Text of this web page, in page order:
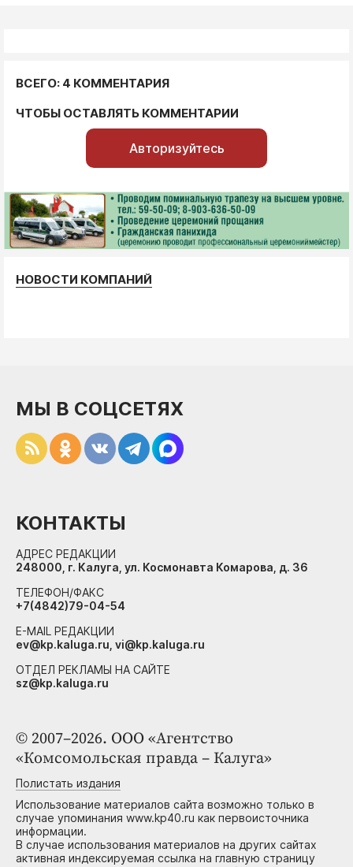
ВСЕГО: 4 КОММЕНТАРИЯ
ЧТОБЫ ОСТАВЛЯТЬ КОММЕНТАРИИ
Авторизуйтесь
НОВОСТИ КОМПАНИЙ
© 2007–2026. ООО «Агентство
«Комсомольская правда – Калуга»
Полистать издания
Использование материалов сайта возможно только в
случае упоминания www.kp40.ru как первоисточника
информации.
В случае использования материалов на других сайтах
активная индексируемая ссылка на главную страницу
МЫ В СОЦСЕТЯХ
КОНТАКТЫ
АДРЕС РЕДАКЦИИ
248000, г. Калуга, ул. Космонавта Комарова, д. 36
ТЕЛЕФОН/ФАКС
+7(4842)79-04-54
E-MAIL РЕДАКЦИИ
ev@kp.kaluga.ru, vi@kp.kaluga.ru
ОТДЕЛ РЕКЛАМЫ НА САЙТЕ
sz@kp.kaluga.ru